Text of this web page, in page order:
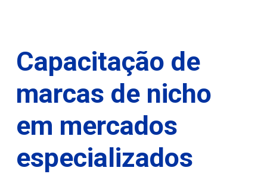
Capacitação de
marcas de nicho
em mercados
especializados